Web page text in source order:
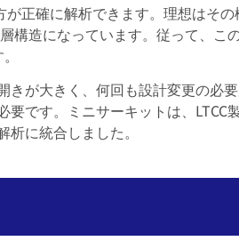
正確に解析できます。理想はそ
造になっています。従って、こ
が大きく、何回も設計変更の必
です。ミニサーキットは、LTCC
に統合しました。